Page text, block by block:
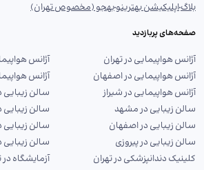
بلاگاپلیکیشن بهترینوبهجو (مخصوص تهران)
صفحه‌های پربازدید
آژانس هواپیمایی در تهران
آژانس
آژانس هواپیمایی در اصفهان
آژانس
آژانس هواپیمایی در شیراز
سالن زیبایی
سالن زیبایی در مشهد
سالن زیبایی
سالن زیبایی در اصفهان
سالن زیبایی
سالن زیبایی در پیروزی
سالن زیبایی
کلینیک دندانپزشکی در تهران
آزمایشگاه در